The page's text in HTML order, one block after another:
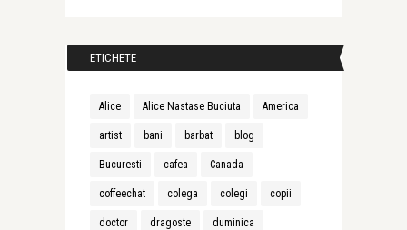
ETICHETE
Alice Alice Nastase Buciuta America
artist bani barbat blog
Bucuresti cafea Canada
coffeechat colega colegi copii
doctor dragoste duminica